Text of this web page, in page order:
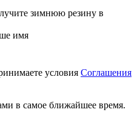
зимнюю резину в
имя
условия Соглашения
в самое ближайшее время.